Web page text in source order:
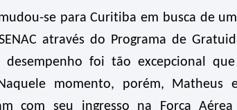
se para Curitiba em busca de
através do Programa de
desempenho foi tão excepcional
Naquele momento, porém,
com seu ingresso na Força